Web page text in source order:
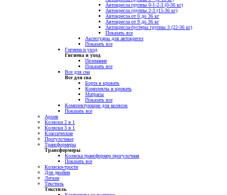
Автокресла группы 0-1-2-3 (0-36 кг)
Автокресла группы 2-3 (15-36 кг)
Автокресла от 0 до 36 кг
Автокресла от 9 до 36 кг
Автокресла-бустеры группы 3 (22-36 кг)
Показать все
Аксессуары для автокресел
Показать все
Гигиена и уход
Гигиена и уход
Пеленание
Показать все
Все для сна
Все для сна
Борта в кровать
Комплекты в кровать
Матрасы
Показать все
Комплектующие для колясок
Показать все
Архив
Коляски 2 в 1
Коляски 3 в 1
Классические
Прогулочные
Трансформеры
Трансформеры
Коляска трансформер прогулочная
Показать все
Коляски-трости
Для двойни
Легкие
Текстиль
Текстиль